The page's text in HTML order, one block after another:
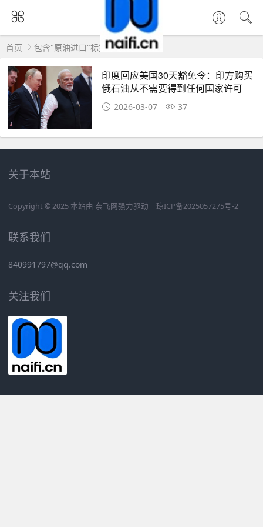
首页 包含"原油进口"标签的文章
印度回应美国30天豁免令：印方购买
俄石油从不需要得到任何国家许可
2026-03-07 37
关于本站
Copyright © 2025 本站由 奈飞网强力驱动 琼ICP备2025057275号-2
联系我们
840991797@qq.com
关注我们